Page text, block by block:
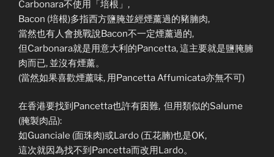
Carbonara不使用「培根」,
Bacon (培根)多指西方鹽腌並經煙薰過的豬腩肉,
當然也有人會挑戰說Bacon不一定煙薰過的,
但Carbonara就是用意大利的Pancetta, 這主要就是鹽腌腩
肉而已, 並沒有煙薰。
(當然如果喜歡煙薰味, 用Pancetta Affumicata亦無不可)
在香港要找到Pancetta也許有困難, 但用類似的Salume
(腌製肉品):
如Guanciale (面珠肉)或Lardo (五花腩)也是OK,
這次就因為找不到Pancetta而改用Lardo。